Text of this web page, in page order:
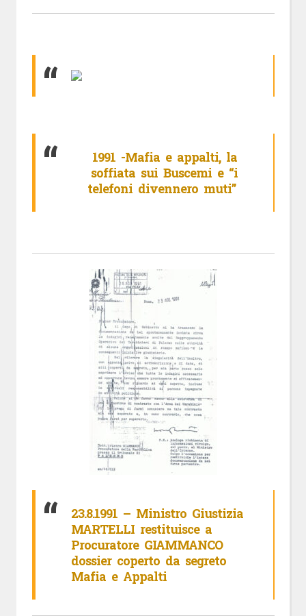
1991 -Mafia e appalti, la
soffiata sui Buscemi e “i
telefoni divennero muti”
23.8.1991 – Ministro Giustizia
MARTELLI restituisce a
Procuratore GIAMMANCO
dossier coperto da segreto
Mafia e Appalti